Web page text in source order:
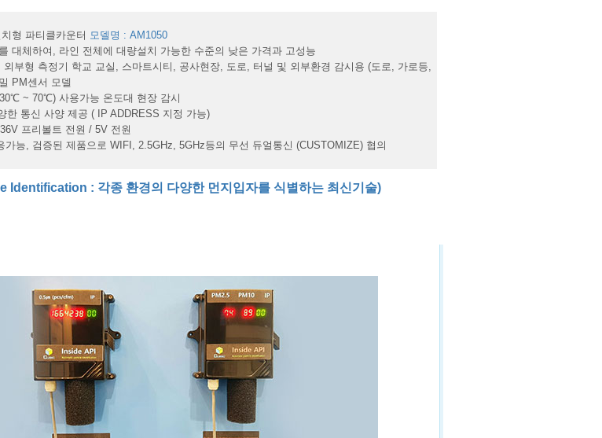
형 파티클카운터 모델명 : AM1050
대체하여, 라인 전체에 대량설치 가능한 수준의 낮은 가격과 고성능
외부형 측정기 학교 교실, 스마트시티, 공사현장, 도로, 터널 및 외부환경 감시용 (도로, 가로등,
PM센서 모델
~ 70℃) 사용가능 온도대 현장 감시
한 통신 사양 제공 ( IP ADDRESS 지정 가능)
프리볼트 전원 / 5V 전원
가능, 검증된 제품으로 WIFI, 2.5GHz, 5GHz등의 무선 듀얼통신 (CUSTOMIZE) 협의
Identification : 각종 환경의 다양한 먼지입자를 식별하는 최신기술)